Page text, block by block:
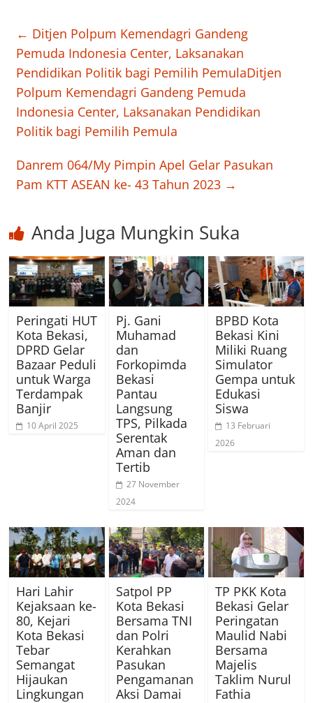
← Ditjen Polpum Kemendagri Gandeng
Pemuda Indonesia Center, Laksanakan
Pendidikan Politik bagi Pemilih PemulaDitjen
Polpum Kemendagri Gandeng Pemuda
Indonesia Center, Laksanakan Pendidikan
Politik bagi Pemilih Pemula
Danrem 064/My Pimpin Apel Gelar Pasukan
Pam KTT ASEAN ke- 43 Tahun 2023 →
Anda Juga Mungkin Suka
Peringati HUT
Kota Bekasi,
DPRD Gelar
Bazaar Peduli
untuk Warga
Terdampak
Banjir
10 April 2025
Pj. Gani
Muhamad
dan
Forkopimda
Bekasi
Pantau
Langsung
TPS, Pilkada
Serentak
Aman dan
Tertib
27 November
2024
BPBD Kota
Bekasi Kini
Miliki Ruang
Simulator
Gempa untuk
Edukasi
Siswa
13 Februari
2026
Hari Lahir
Kejaksaan ke-
80, Kejari
Kota Bekasi
Tebar
Semangat
Hijaukan
Lingkungan
Satpol PP
Kota Bekasi
Bersama TNI
dan Polri
Kerahkan
Pasukan
Pengamanan
Aksi Damai
TP PKK Kota
Bekasi Gelar
Peringatan
Maulid Nabi
Bersama
Majelis
Taklim Nurul
Fathia